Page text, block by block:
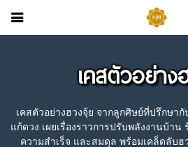
เคสตัวอย่าง
เคสตัวอย่างฮวงจุ้ย จากลูกศิษย์ที่ปรึกษา
แก้ดวง เผยเรื่องราวการปรับพลังงานบ้า
ความสำเร็จ และสมดุล พร้อมเคล็ดลับ